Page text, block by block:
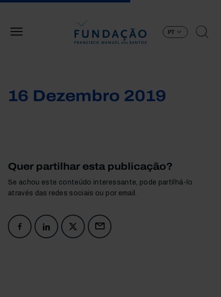
PT
16 Dezembro 2019
Quer partilhar esta publicação?
Se achou este conteúdo interessante, pode partilhá-lo
através das redes sociais ou por email.